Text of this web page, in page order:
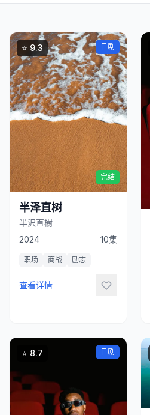
立
即
观
看
⭐ 9.3 日剧
完结
半泽直树
半沢直樹
2024
10集
职场 商战 励志
查看详情
⭐ 8.7 日剧